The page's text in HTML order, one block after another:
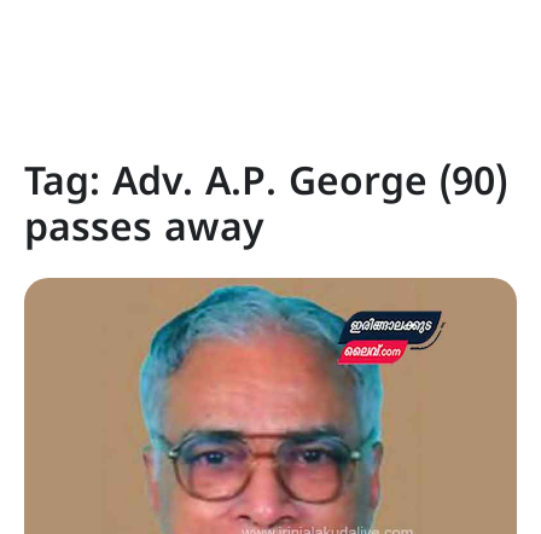
Tag: Adv. A.P. George (90)
passes away